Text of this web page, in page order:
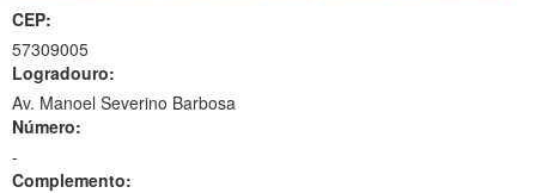
CEP:
57309005
Logradouro:
Av. Manoel Severino Barbosa
Número:
-
Complemento: